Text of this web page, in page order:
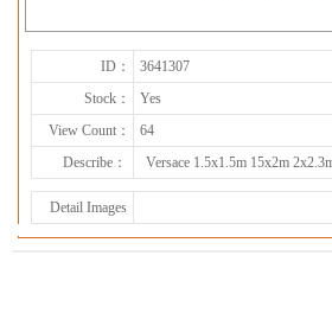
ID： 3641307
Stock：
Yes
View Count：
64
Describe：
Versace 1.5x1.5m 15x2m
Detail Images